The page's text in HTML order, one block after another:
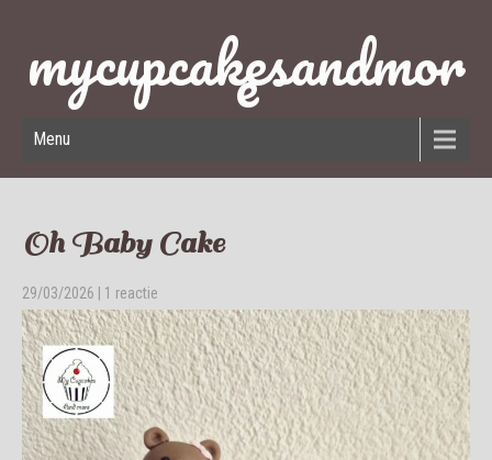
mycupcakesandmor
e
Menu
Oh Baby Cake
29/03/2026 1 reactie